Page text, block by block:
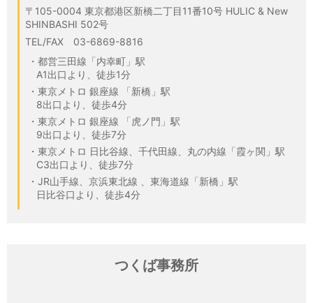
〒105-0004 東京都港区新橋二丁目11番10号 HULIC & New
SHINBASHI 502号
TEL/FAX 03-6869-8816
都営三田線「内幸町」駅
A1出口より、徒歩1分
東京メトロ 銀座線 「新橋」駅
8出口より、徒歩4分
東京メトロ 銀座線 「虎ノ門」駅
9出口より、徒歩7分
東京メトロ 日比谷線、千代田線、丸の内線「霞ヶ関」駅
C3出口より、徒歩7分
JR山手線、京浜東北線 、東海道線「新橋」駅
日比谷口より、徒歩4分
つくば事務所